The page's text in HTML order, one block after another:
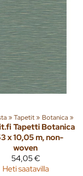
‪»Tapetit‪» Botanica ‪»
Tapetti Botanica
x 10,05 m, non-
woven
54,05 €
Heti saatavilla